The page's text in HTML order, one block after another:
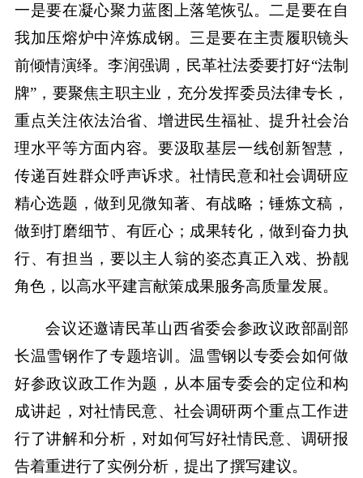
一是要在凝心聚力蓝图上落笔恢弘。二是要在自
我加压熔炉中淬炼成钢。三是要在主责履职镜头
前倾情演绎。李润强调，民革社法委要打好“法制
牌”，要聚焦主职主业，充分发挥委员法律专长，
重点关注依法治省、增进民生福祉、提升社会治
理水平等方面内容。要汲取基层一线创新智慧，
传递百姓群众呼声诉求。社情民意和社会调研应
精心选题，做到见微知著、有战略；锤炼文稿，
做到打磨细节、有匠心；成果转化，做到奋力执
行、有担当，要以主人翁的姿态真正入戏、扮靓
角色，以高水平建言献策成果服务高质量发展。
会议还邀请民革山西省委会参政议政部副部
长温雪钢作了专题培训。温雪钢以专委会如何做
好参政议政工作为题，从本届专委会的定位和构
成讲起，对社情民意、社会调研两个重点工作进
行了讲解和分析，对如何写好社情民意、调研报
告着重进行了实例分析，提出了撰写建议。